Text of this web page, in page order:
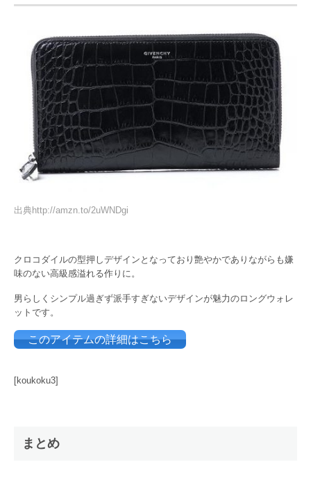
出典http://amzn.to/2uWNDgi
クロコダイルの型押しデザインとなっており艶やかでありながらも嫌
味のない高級感溢れる作りに。
男らしくシンプル過ぎず派手すぎないデザインが魅力のロングウォレ
ットです。
このアイテムの詳細はこちら
[koukoku3]
まとめ